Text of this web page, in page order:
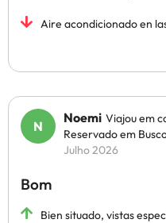
Aire acondicionado en
Noemi Viajou em
Reservado em
Julho 2026
Bom
Bien situado, vistas